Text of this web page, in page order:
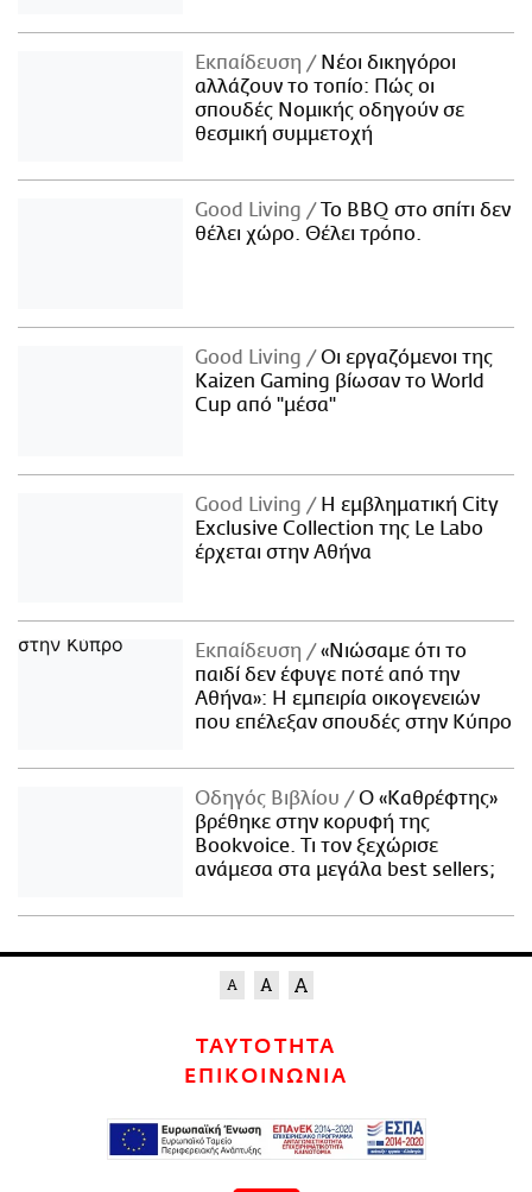
Εκπαίδευση
Νέοι δικηγόροι
αλλάζουν το τοπίο: Πώς οι
σπουδές Νομικής οδηγούν σε
θεσμική συμμετοχή
Good Living
Το BBQ στο σπίτι δεν
θέλει χώρο. Θέλει τρόπο.
Good Living
Οι εργαζόμενοι της
Kaizen Gaming βίωσαν το World
Cup από "μέσα"
Good Living
Η εμβληματική City
Exclusive Collection της Le Labo
έρχεται στην Αθήνα
Εκπαίδευση
«Νιώσαμε ότι το
παιδί δεν έφυγε ποτέ από την
Αθήνα»: Η εμπειρία οικογενειών
που επέλεξαν σπουδές στην Κύπρο
Οδηγός Βιβλίου
Ο «Καθρέφτης»
βρέθηκε στην κορυφή της
Bookvoice. Τι τον ξεχώρισε
ανάμεσα στα μεγάλα best sellers;
ΤΑΥΤΟΤΗΤΑ
ΕΠΙΚΟΙΝΩΝΙΑ